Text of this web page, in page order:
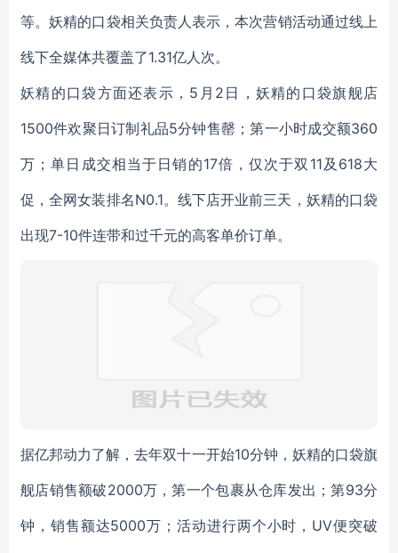
等。妖精的口袋相关负责人表示，本次营销活动通过线上
线下全媒体共覆盖了1.31亿人次。
妖精的口袋方面还表示，5月2日，妖精的口袋旗舰店
1500件欢聚日订制礼品5分钟售罄；第一小时成交额360
万；单日成交相当于日销的17倍，仅次于双11及618大
促，全网女装排名N0.1。线下店开业前三天，妖精的口袋
出现7-10件连带和过千元的高客单价订单。
据亿邦动力了解，去年双十一开始10分钟，妖精的口袋旗
舰店销售额破2000万，第一个包裹从仓库发出；第93分
钟，销售额达5000万；活动进行两个小时，UV便突破